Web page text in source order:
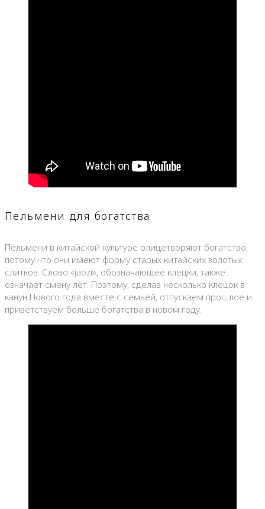
Пельмени для богатства
Пельмени в китайской культуре олицетворяют богатство,
потому что они имеют форму старых китайских золотых
слитков. Слово «jaozi», обозначающее клецки, также
означает смену лет. Поэтому, сделав несколько клецок в
канун Нового года вместе с семьей, отпускаем прошлое и
приветствуем больше богатства в новом году.